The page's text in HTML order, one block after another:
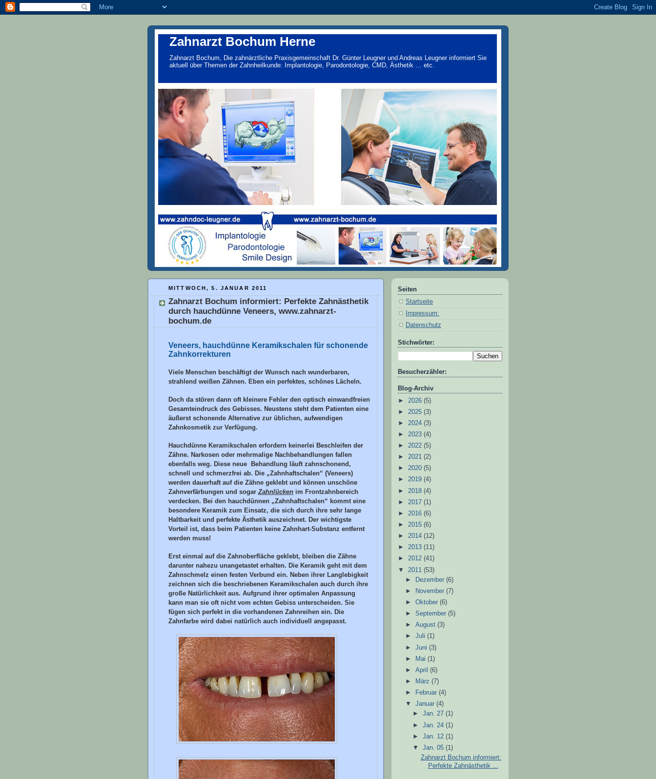
Zahnarzt Bochum Herne
Zahnarzt Bochum, Die zahnärztliche Praxisgemeinschaft Dr. Günter Leugner und Andreas Leugner informiert Sie
aktuell über Themen der Zahnheilkunde: Implantologie, Parodontologie, CMD, Ästhetik … etc.
MITTWOCH, 5. JANUAR 2011
Zahnarzt Bochum informiert: Perfekte Zahnästhetik
durch hauchdünne Veneers, www.zahnarzt-
bochum.de
Veneers, hauchdünne Keramikschalen für schonende
Zahnkorrekturen
Viele Menschen beschäftigt der Wunsch nach wunderbaren,
strahlend weißen Zähnen. Eben ein perfektes, schönes Lächeln.
Doch da stören dann oft kleinere Fehler den optisch einwandfreien
Gesamteindruck des Gebisses. Neustens steht dem Patienten eine
äußerst schonende Alternative zur üblichen, aufwendigen
Zahnkosmetik zur Verfügung.
Hauchdünne Keramikschalen erfordern keinerlei Beschleifen der
Zähne. Narkosen oder mehrmalige Nachbehandlungen fallen
ebenfalls weg. Diese neue Behandlung läuft zahnschonend,
schnell und schmerzfrei ab. Die „Zahnhaftschalen“ (Veneers)
werden dauerhaft auf die Zähne geklebt und können unschöne
Zahnverfärbungen und sogar Zahnlücken im Frontzahnbereich
verdecken. Bei den hauchdünnen „Zahnhaftschalen“ kommt eine
besondere Keramik zum Einsatz, die sich durch ihre sehr lange
Haltbarkeit und perfekte Ästhetik auszeichnet. Der wichtigste
Vorteil ist, dass beim Patienten keine Zahnhart-Substanz entfernt
werden muss!
Erst einmal auf die Zahnoberfläche geklebt, bleiben die Zähne
darunter nahezu unangetastet erhalten. Die Keramik geht mit dem
Zahnschmelz einen festen Verbund ein. Neben ihrer Langlebigkeit
zeichnen sich die beschriebenen Keramikschalen auch durch ihre
große Natürlichkeit aus. Aufgrund ihrer optimalen Anpassung
kann man sie oft nicht vom echten Gebiss unterscheiden. Sie
fügen sich perfekt in die vorhandenen Zahnreihen ein. Die
Zahnfarbe wird dabei natürlich auch individuell angepasst.
Seiten
Startseite
Impressum:
Datenschutz
Stichwörter:
Besucherzähler:
Blog-Archiv
► 2026 (5)
► 2025 (3)
► 2024 (3)
► 2023 (4)
► 2022 (5)
► 2021 (2)
► 2020 (5)
► 2019 (4)
► 2018 (4)
► 2017 (1)
► 2016 (6)
► 2015 (6)
► 2014 (12)
► 2013 (11)
► 2012 (41)
▼ 2011 (53)
►
Dezember(6)
►
November(7)
►Oktober(6)
►September(5)
►August(3)
►Juli(1)
►Juni(3)
►
Mai(1)
►April(6)
►
März(7)
►
Februar(4)
▼Januar(4)
►Jan. 27(1)
►Jan. 24(1)
►Jan. 12(1)
▼Jan. 05(1)
Zahnarzt Bochum informiert:
Perfekte Zahnästhetik ...